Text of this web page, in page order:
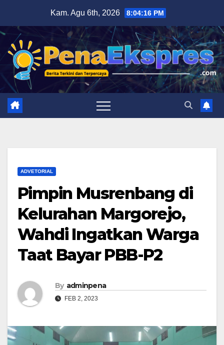
content
Kam. Agu 6th, 2026 8:04:17 PM
ADVETORIAL
Pimpin Musrenbang di
Kelurahan Margorejo,
Wahdi Ingatkan Warga
Taat Bayar PBB-P2
By adminpena
FEB 2, 2023